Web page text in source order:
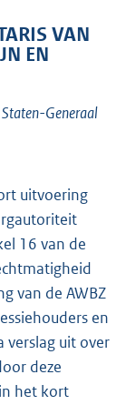
VAN
EN
Staten-Generaal
uitvoering
16 van de
van de AWBZ
en
verslag uit over
deze
het kort